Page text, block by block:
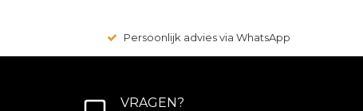
Persoonlijk advies via WhatsApp
VRAGEN?